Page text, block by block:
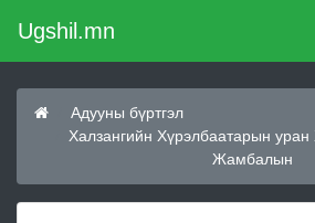
Ugshil.mn
Адууны бүртгэл
Халзангийн Хүрэлбаатарын
Жамбалын